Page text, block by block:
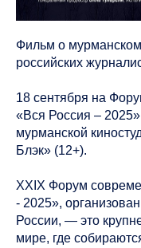
Фильм о
российских
18 сентября на
«Вся Россия –
мурманской
Блэк» (12+).
XXIX Форум
- 2025»,
России, — это
мире, где